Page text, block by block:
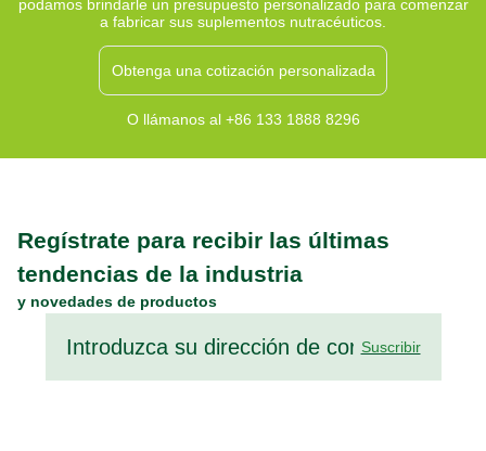
podamos brindarle un presupuesto personalizado para comenzar
a fabricar sus suplementos nutracéuticos.
Obtenga una cotización personalizada
O llámanos al +86 133 1888 8296
Regístrate para recibir las últimas
tendencias de la industria
y novedades de productos
Suscribir